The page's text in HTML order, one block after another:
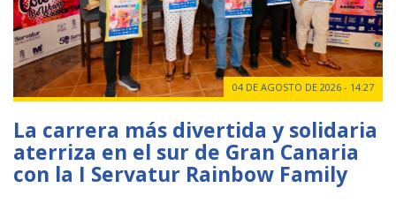
04 DE AGOSTO DE 2026 - 14:27
La carrera más divertida y solidaria
aterriza en el sur de Gran Canaria
con la I Servatur Rainbow Family